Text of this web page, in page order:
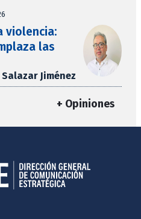
violencia:
las
Jiménez
+ Opiniones